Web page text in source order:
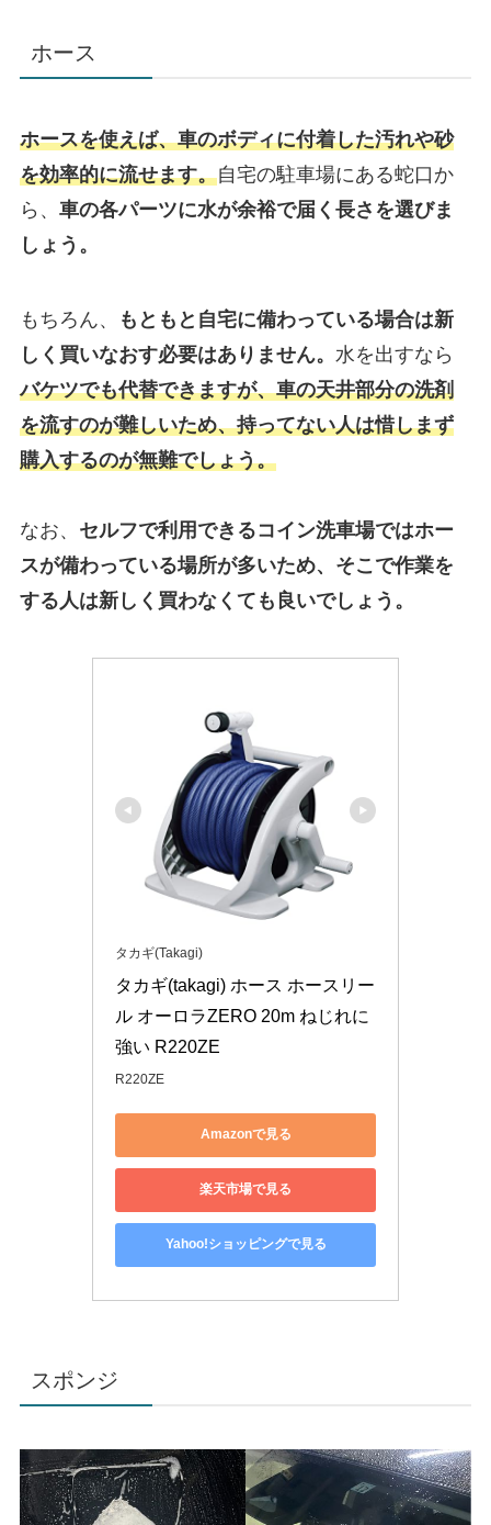
ホース
ホースを使えば、車のボディに付着した汚れや砂
を効率的に流せます。自宅の駐車場にある蛇口か
ら、 車の各パーツに水が余裕で届く長さを選びま
しょう。
もちろん、
もともと自宅に備わっている場合は新
しく買いなおす必要はありません。 水を出すなら
バケツでも代替できますが、車の天井部分の洗剤
を流すのが難しいため、持ってない人は惜しまず
購入するのが無難でしょう。
なお、 セルフで利用できるコイン洗車場ではホー
スが備わっている場所が多いため、そこで作業を
する人は新しく買わなくても良いでしょう。
タカギ(Takagi)
タカギ(takagi) ホース ホースリー
ル オーロラZERO 20m ねじれに
強い R220ZE
R220ZE
Amazonで見る
楽天市場で見る
Yahoo!ショッピングで見る
スポンジ